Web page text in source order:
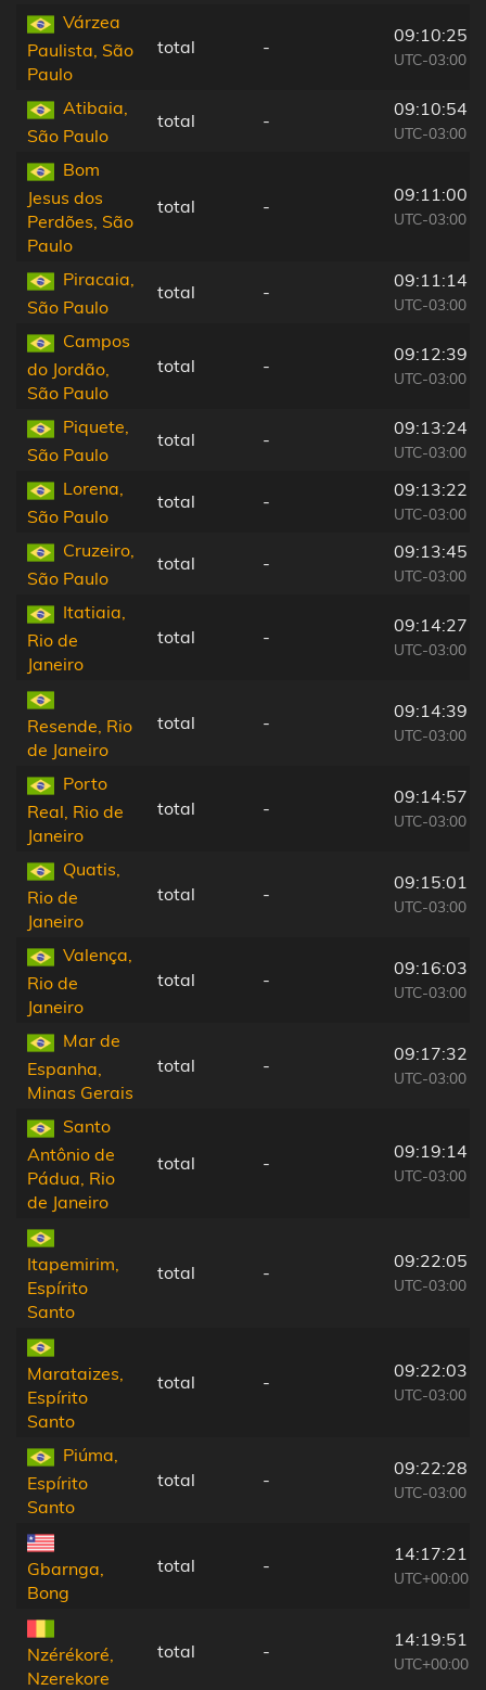
Várzea
Paulista, São
Paulo
total -
09:10:25
UTC-03:00
Atibaia,
São Paulo
total -
09:10:54
UTC-03:00
Bom
Jesus dos
Perdões, São
Paulo
total -
09:11:00
UTC-03:00
Piracaia,
São Paulo
total -
09:11:14
UTC-03:00
Campos
do Jordão,
São Paulo
total -
09:12:39
UTC-03:00
Piquete,
São Paulo
total -
09:13:24
UTC-03:00
Lorena,
São Paulo
total -
09:13:22
UTC-03:00
Cruzeiro,
São Paulo
total -
09:13:45
UTC-03:00
Itatiaia,
Rio de
Janeiro
total -
09:14:27
UTC-03:00
Resende, Rio
de Janeiro
total -
09:14:39
UTC-03:00
Porto
Real, Rio de
Janeiro
total -
09:14:57
UTC-03:00
Quatis,
Rio de
Janeiro
total -
09:15:01
UTC-03:00
Valença,
Rio de
Janeiro
total -
09:16:03
UTC-03:00
Mar de
Espanha,
Minas Gerais
total -
09:17:32
UTC-03:00
Santo
Antônio de
Pádua, Rio
de Janeiro
total -
09:19:14
UTC-03:00
Itapemirim,
Espírito
Santo
total -
09:22:05
UTC-03:00
Marataizes,
Espírito
Santo
total -
09:22:03
UTC-03:00
Piúma,
Espírito
Santo
total -
09:22:28
UTC-03:00
Gbarnga,
Bong
total -
14:17:21
UTC+00:00
Nzérékoré,
Nzerekore
total -
14:19:51
UTC+00:00